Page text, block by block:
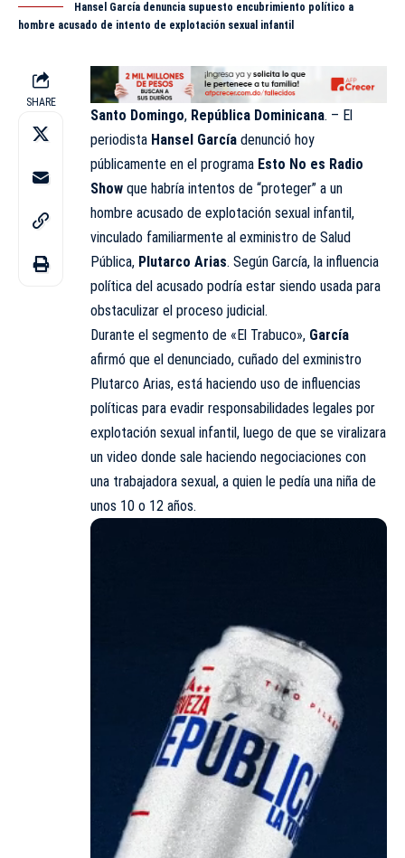
Hansel García denuncia supuesto encubrimiento político a
hombre acusado de intento de explotación sexual infantil
SHARE
Santo Domingo, República Dominicana. – El
periodista Hansel García denunció hoy
públicamente en el programa Esto No es Radio
Show que habría intentos de “proteger” a un
hombre acusado de explotación sexual infantil,
vinculado familiarmente al exministro de Salud
Pública, Plutarco Arias. Según García, la influencia
política del acusado podría estar siendo usada para
obstaculizar el proceso judicial.
Durante el segmento de «El Trabuco», García
afirmó que el denunciado, cuñado del exministro
Plutarco Arias, está haciendo uso de influencias
políticas para evadir responsabilidades legales por
explotación sexual infantil, luego de que se viralizara
un video donde sale haciendo negociaciones con
una trabajadora sexual, a quien le pedía una niña de
unos 10 o 12 años.